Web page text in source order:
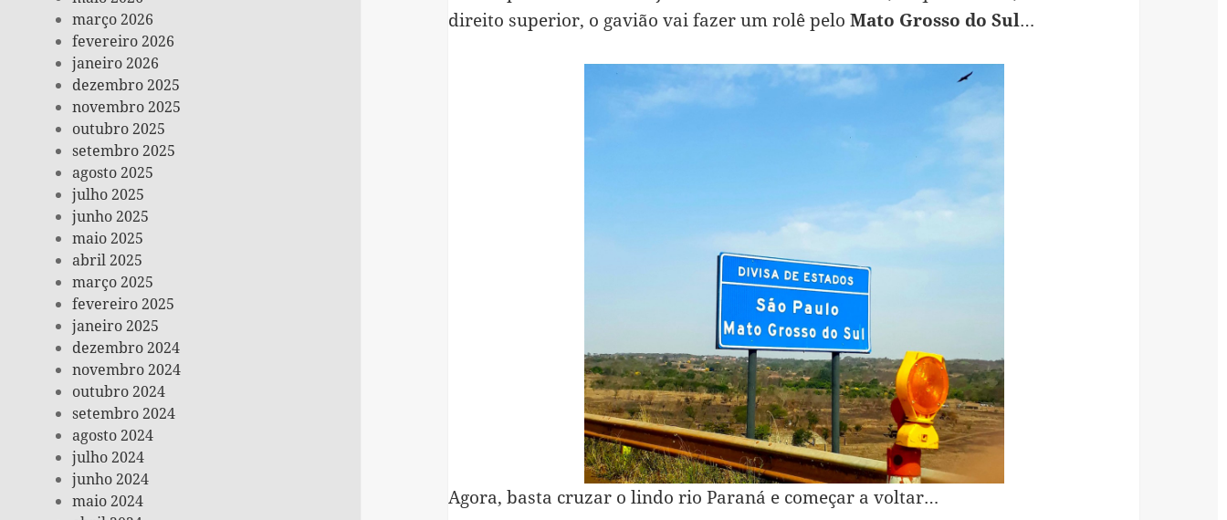
março 2026
fevereiro 2026
janeiro 2026
dezembro 2025
novembro 2025
outubro 2025
setembro 2025
agosto 2025
julho 2025
junho 2025
maio 2025
abril 2025
março 2025
fevereiro 2025
janeiro 2025
dezembro 2024
novembro 2024
outubro 2024
setembro 2024
agosto 2024
julho 2024
junho 2024
maio 2024
direito superior, o gavião vai fazer um rolê pelo Mato Grosso do Sul…
Agora, basta cruzar o lindo rio Paraná e começar a voltar…